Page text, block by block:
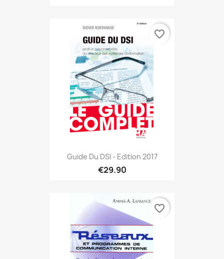
Guide Du DSI - Edition 2017
€29.90
favorite_border
favorite_border